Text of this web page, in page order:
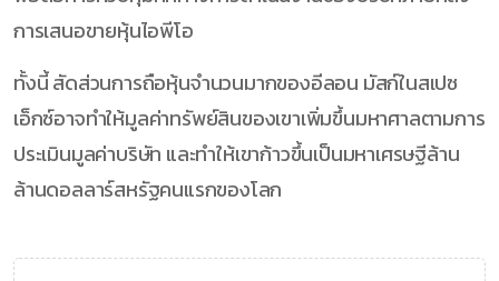
การเสนอขายหุ้นไอพีโอ
ทั้งนี้ สัดส่วนการถือหุ้นจำนวนมากของอีลอน มัสก์ในสเปซ
เอ็กซ์อาจทำให้มูลค่าทรัพย์สินของเขาเพิ่มขึ้นมหาศาลตามการ
ประเมินมูลค่าบริษัท และทำให้เขาก้าวขึ้นเป็นมหาเศรษฐีล้าน
ล้านดอลลาร์สหรัฐคนแรกของโลก